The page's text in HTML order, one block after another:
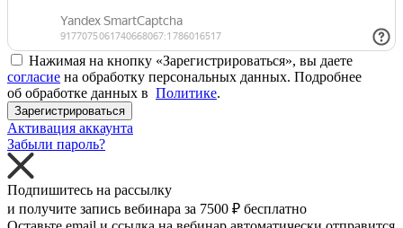
Нажимая на кнопку «Зарегистрироваться», вы даете
согласие на обработку персональных данных. Подробнее
об обработке данных в Политике.
Зарегистрироваться
Активация аккаунта
Забыли пароль?
Подпишитесь на рассылку
и получите запись вебинара за 7500 ₽ бесплатно